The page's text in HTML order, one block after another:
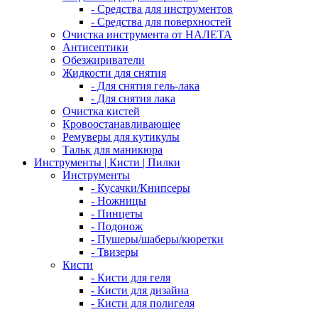
- Средства для инструментов
- Средства для поверхностей
Очистка инструмента от НАЛЕТА
Антисептики
Обезжириватели
Жидкости для снятия
- Для снятия гель-лака
- Для снятия лака
Очистка кистей
Кровоостанавливающее
Ремуверы для кутикулы
Тальк для маникюра
Инструменты | Кисти | Пилки
Инструменты
- Кусачки/Книпсеры
- Ножницы
- Пинцеты
- Подонож
- Пушеры/шаберы/кюретки
- Твизеры
Кисти
- Кисти для геля
- Кисти для дизайна
- Кисти для полигеля